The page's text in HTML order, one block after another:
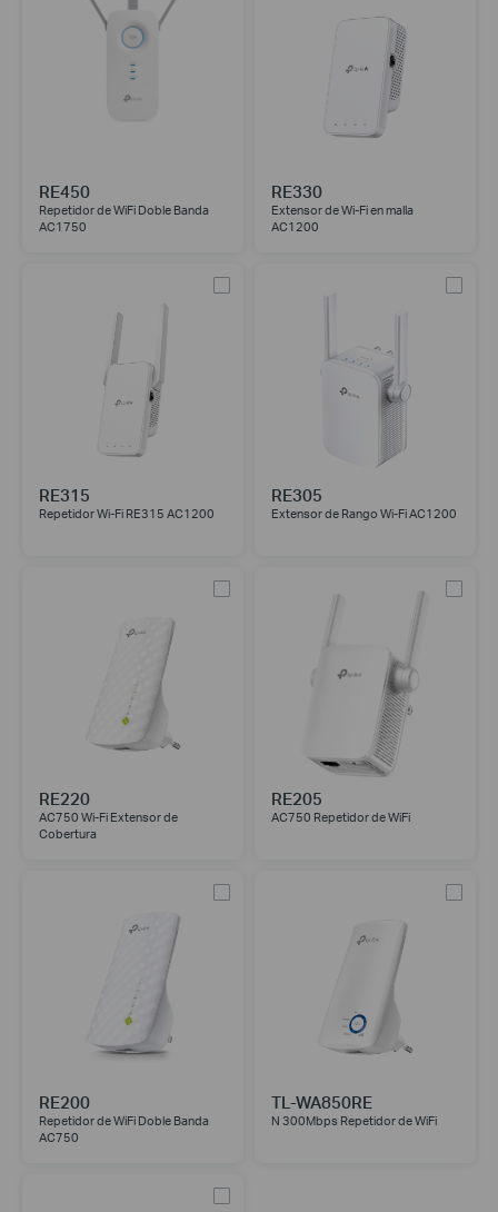
RE450
Repetidor de WiFi Doble Banda
AC1750
RE330
Extensor de Wi-Fi en malla
AC1200
RE315
Repetidor Wi-Fi RE315 AC1200
RE305
Extensor de Rango Wi-Fi AC1200
RE220
AC750 Wi-Fi Extensor de
Cobertura
RE205
AC750 Repetidor de WiFi
RE200
Repetidor de WiFi Doble Banda
AC750
TL-WA850RE
N 300Mbps Repetidor de WiFi